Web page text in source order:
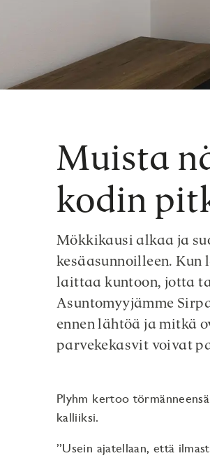
Muista
kodin
Mökkikausi alkaa ja
kesäasunnoilleen.
laittaa kuntoon, jotta
Asuntomyyjämme
ennen lähtöä ja mitkä
parvekekasvit voivat
Plyhm kertoo
kalliiksi.
”Usein ajatellaan, että